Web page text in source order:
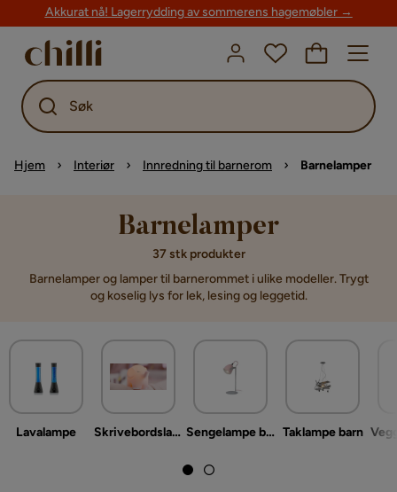
Akkurat nå! Lagerrydding av sommerens hagemøbler →
Søk
Hjem Interiør Innredning til barnerom Barnelamper
Barnelamper
37 stk produkter
Barnelamper og lamper til barnerommet i ulike modeller. Trygt
og koselig lys for lek, lesing og leggetid.
Lavalampe Skrivebordslampe barn Sengelampe barn Taklampe barn